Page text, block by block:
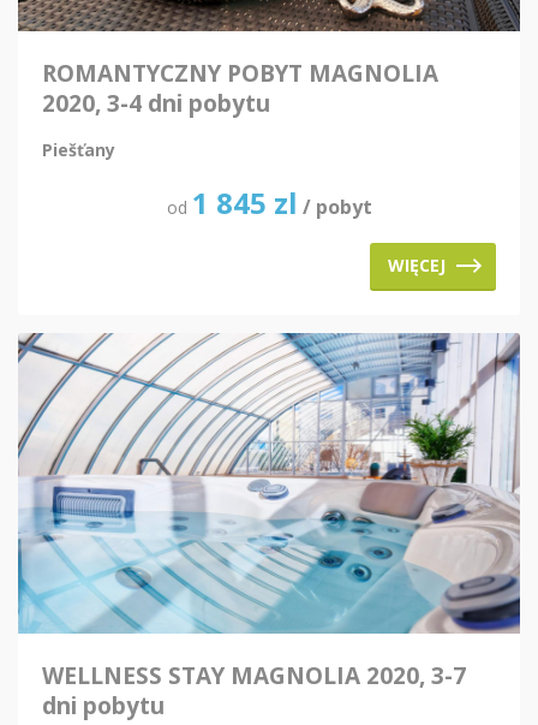
ROMANTYCZNY POBYT MAGNOLIA
2020, 3-4 dni pobytu
Piešťany
od 1 845 zl / pobyt
WIĘCEJ
WELLNESS STAY MAGNOLIA 2020, 3-7
dni pobytu